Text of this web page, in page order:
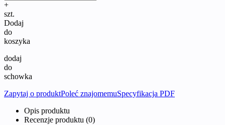
+
szt.
Dodaj
do
koszyka
dodaj
do
schowka
Zapytaj o produktPoleć znajomemuSpecyfikacja PDF
Opis produktu
Recenzje produktu (0)